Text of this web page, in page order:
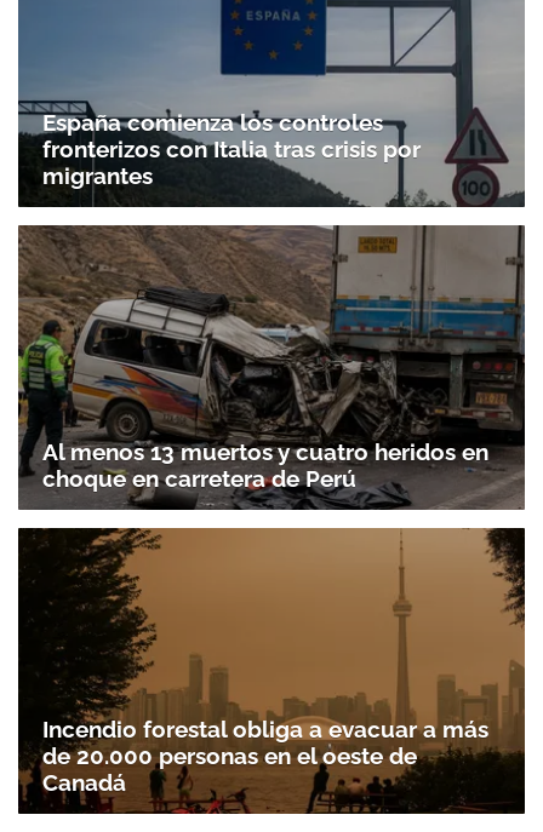
España comienza los controles
fronterizos con Italia tras crisis por
migrantes
Al menos 13 muertos y cuatro heridos en
choque en carretera de Perú
Incendio forestal obliga a evacuar a más
de 20.000 personas en el oeste de
Canadá